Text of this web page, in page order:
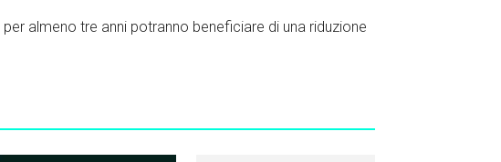
almeno tre anni potranno beneficiare di una riduzione